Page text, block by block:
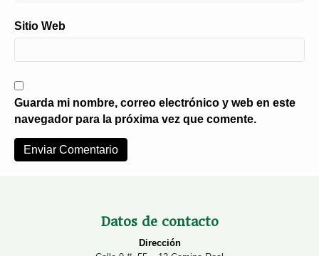
Sitio Web
Guarda mi nombre, correo electrónico y web en este
navegador para la próxima vez que comente.
Datos de contacto
Dirección